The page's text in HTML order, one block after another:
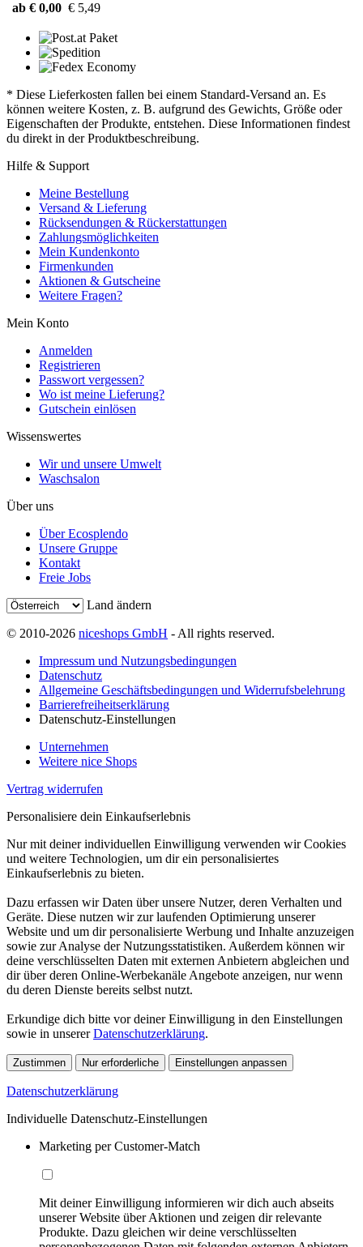
ab € 0,00 € 5,49
* Diese Lieferkosten fallen bei einem Standard-Versand an. Es
können weitere Kosten, z. B. aufgrund des Gewichts, Größe oder
Eigenschaften der Produkte, entstehen. Diese Informationen findest
du direkt in der Produktbeschreibung.
Hilfe & Support
Meine Bestellung
Versand & Lieferung
Rücksendungen & Rückerstattungen
Zahlungsmöglichkeiten
Mein Kundenkonto
Firmenkunden
Aktionen & Gutscheine
Weitere Fragen?
Mein Konto
Anmelden
Registrieren
Passwort vergessen?
Wo ist meine Lieferung?
Gutschein einlösen
Wissenswertes
Wir und unsere Umwelt
Waschsalon
Über uns
Über Ecosplendo
Unsere Gruppe
Kontakt
Freie Jobs
Land ändern
© 2010-2026 niceshops GmbH - All rights reserved.
Impressum und Nutzungsbedingungen
Datenschutz
Allgemeine Geschäftsbedingungen und Widerrufsbelehrung
Barrierefreiheitserklärung
Datenschutz-Einstellungen
Unternehmen
Weitere nice Shops
Vertrag widerrufen
Personalisiere dein Einkaufserlebnis
Nur mit deiner individuellen Einwilligung verwenden wir Cookies
und weitere Technologien, um dir ein personalisiertes
Einkaufserlebnis zu bieten.
Dazu erfassen wir Daten über unsere Nutzer, deren Verhalten und
Geräte. Diese nutzen wir zur laufenden Optimierung unserer
Website und um dir personalisierte Werbung und Inhalte anzuzeigen
sowie zur Analyse der Nutzungsstatistiken. Außerdem können wir
deine verschlüsselten Daten mit externen Anbietern abgleichen und
dir über deren Online-Werbekanäle Angebote anzeigen, nur wenn
du deren Dienste bereits selbst nutzt.
Erkundige dich bitte vor deiner Einwilligung in den Einstellungen
sowie in unsererDatenschutzerklärung.
Zustimmen Nur erforderliche Einstellungen anpassen
Datenschutzerklärung
Individuelle Datenschutz-Einstellungen
Marketing per Customer-Match
Mit deiner Einwilligung informieren wir dich auch abseits
unserer Website über Aktionen und zeigen dir relevante
Produkte. Dazu gleichen wir deine verschlüsselten